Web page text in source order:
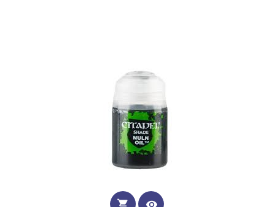
shopping_cart visibility